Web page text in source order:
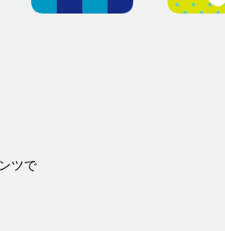
ツで